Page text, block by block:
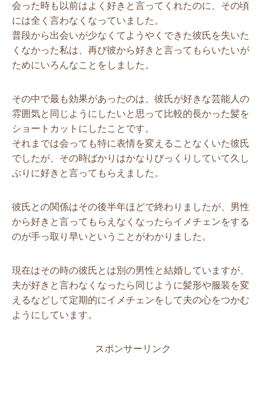
会った時も以前はよく好きと言ってくれたのに、その頃
には全く言わなくなっていました。
普段から出会いが少なくてようやくできた彼氏を失いた
くなかった私は、再び彼から好きと言ってもらいたいが
ためにいろんなことをしました。
その中で最も効果があったのは、彼氏が好きな芸能人の
雰囲気と同じようにしたいと思って比較的長かった髪を
ショートカットにしたことです。
それまでは会っても特に表情を変えることなくいた彼氏
でしたが、その時ばかりはかなりびっくりしていて久し
ぶりに好きと言ってもらえました。
彼氏との関係はその後半年ほどで終わりましたが、男性
から好きと言ってもらえなくなったらイメチェンをする
のが手っ取り早いということがわかりました。
現在はその時の彼氏とは別の男性と結婚していますが、
夫が好きと言わなくなったら同じように髪形や服装を変
えるなどして定期的にイメチェンをして夫の心をつかむ
ようにしています。
スポンサーリンク